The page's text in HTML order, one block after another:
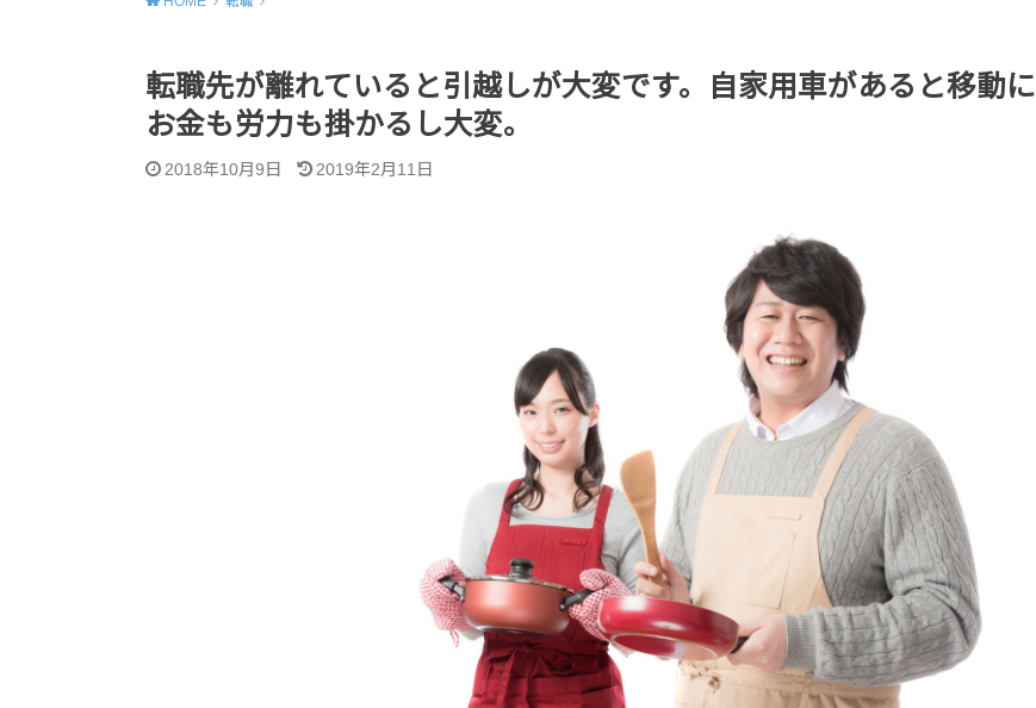
転職先が離れていると引越しが大変です。自家用車があると移動に
お金も労力も掛かるし大変。
2018年10月9日 2019年2月11日